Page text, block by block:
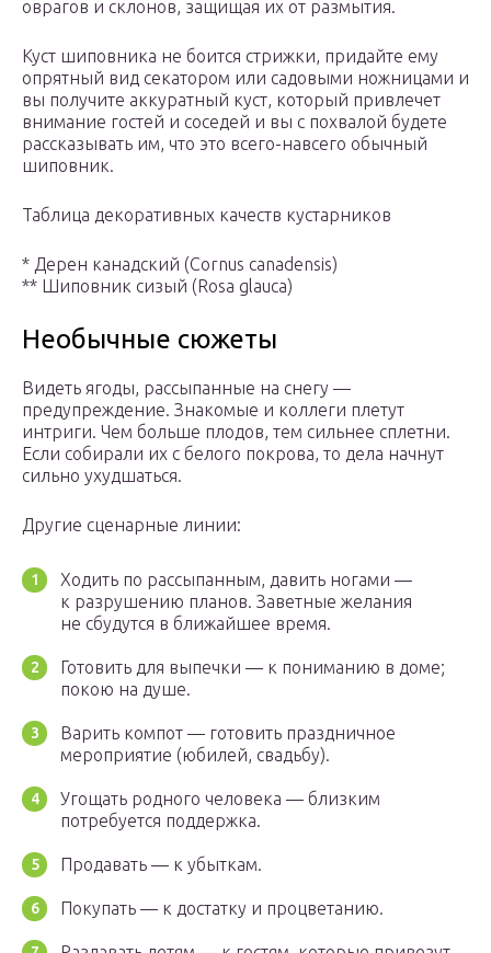
оврагов и склонов, защищая их от размытия.
Куст шиповника не боится стрижки, придайте ему
опрятный вид секатором или садовыми ножницами и
вы получите аккуратный куст, который привлечет
внимание гостей и соседей и вы с похвалой будете
рассказывать им, что это всего-навсего обычный
шиповник.
Таблица декоративных качеств кустарников
* Дерен канадский (Cornus canadensis)
** Шиповник сизый (Rosa glauca)
Необычные сюжеты
Видеть ягоды, рассыпанные на снегу —
предупреждение. Знакомые и коллеги плетут
интриги. Чем больше плодов, тем сильнее сплетни.
Если собирали их с белого покрова, то дела начнут
сильно ухудшаться.
Другие сценарные линии:
Ходить по рассыпанным, давить ногами —
к разрушению планов. Заветные желания
не сбудутся в ближайшее время.
Готовить для выпечки — к пониманию в доме;
покою на душе.
Варить компот — готовить праздничное
мероприятие (юбилей, свадьбу).
Угощать родного человека — близким
потребуется поддержка.
Продавать — к убыткам.
Покупать — к достатку и процветанию.